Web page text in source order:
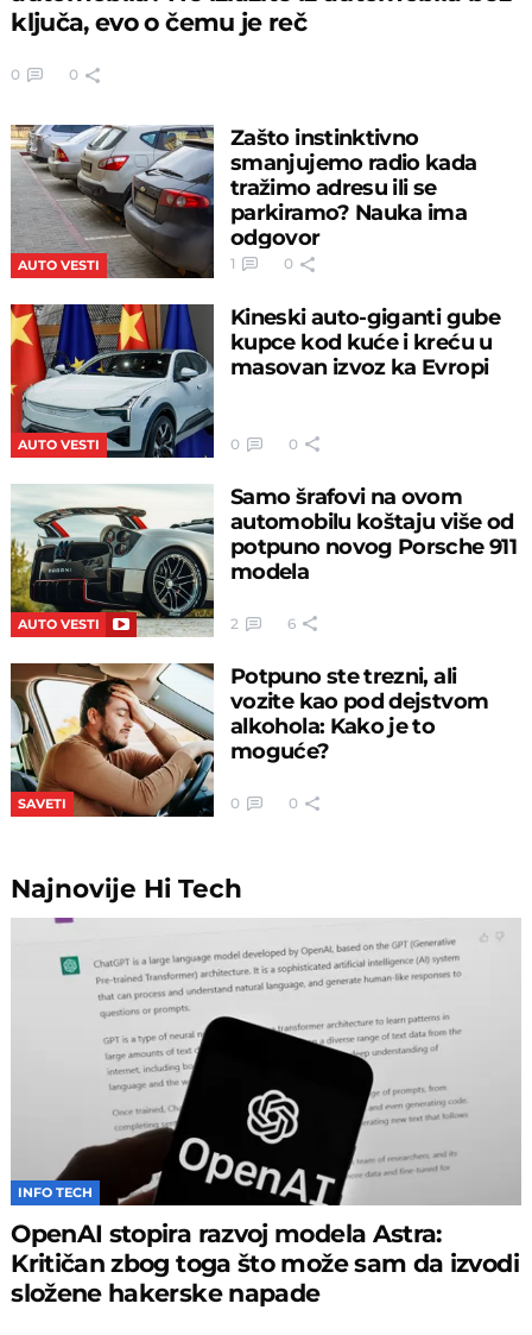
ključa, evo o čemu je reč
0 0
AUTO VESTI
Zašto instinktivno
smanjujemo radio kada
tražimo adresu ili se
parkiramo? Nauka ima
odgovor
1 0
AUTO VESTI
Kineski auto-giganti gube
kupce kod kuće i kreću u
masovan izvoz ka Evropi
0 0
AUTO VESTI
Samo šrafovi na ovom
automobilu koštaju više od
potpuno novog Porsche 911
modela
2 6
SAVETI
Potpuno ste trezni, ali
vozite kao pod dejstvom
alkohola: Kako je to
moguće?
0 0
Najnovije Hi Tech
INFO TECH
OpenAI stopira razvoj modela Astra:
Kritičan zbog toga što može sam da izvodi
složene hakerske napade